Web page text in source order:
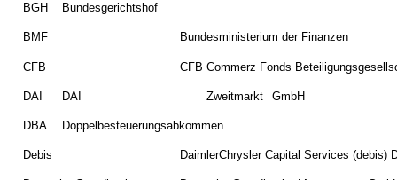
BGH Bundesgerichtshof
BMF Bundesministerium der Finanzen
CFB CFB Commerz Fonds
DAI DAI Zweitmarkt GmbH
DBA Doppelbesteuerungsabkommen
Debis DaimlerChrysler Capital Services (debis)